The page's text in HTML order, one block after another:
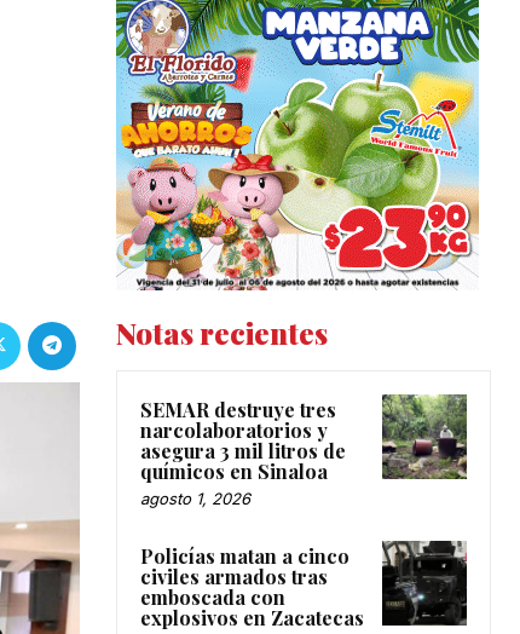
Notas recientes
SEMAR destruye tres
narcolaboratorios y
asegura 3 mil litros de
químicos en Sinaloa
agosto 1, 2026
Policías matan a cinco
civiles armados tras
emboscada con
explosivos en Zacatecas